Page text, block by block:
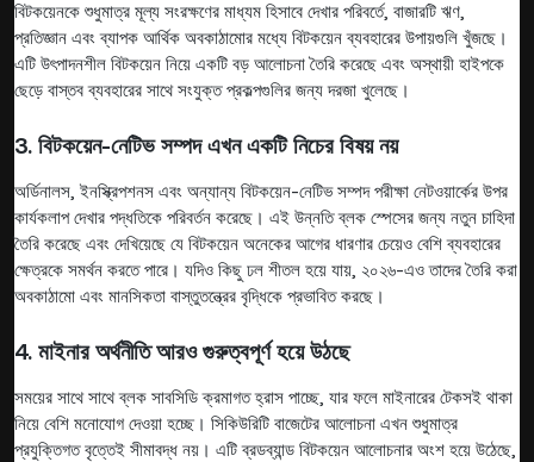
বিটকয়েনকে শুধুমাত্র মূল্য সংরক্ষণের মাধ্যম হিসাবে দেখার পরিবর্তে, বাজারটি ঋণ,
প্রতিজ্ঞান এবং ব্যাপক আর্থিক অবকাঠামোর মধ্যে বিটকয়েন ব্যবহারের উপায়গুলি খুঁজছে।
এটি উৎপাদনশীল বিটকয়েন নিয়ে একটি বড় আলোচনা তৈরি করেছে এবং অস্থায়ী হাইপকে
ছেড়ে বাস্তব ব্যবহারের সাথে সংযুক্ত প্রকল্পগুলির জন্য দরজা খুলেছে।
3. বিটকয়েন-নেটিভ সম্পদ এখন একটি নিচের বিষয় নয়
অর্ডিনালস, ইনস্ক্রিপশনস এবং অন্যান্য বিটকয়েন-নেটিভ সম্পদ পরীক্ষা নেটওয়ার্কের উপর
কার্যকলাপ দেখার পদ্ধতিকে পরিবর্তন করেছে। এই উন্নতি ব্লক স্পেসের জন্য নতুন চাহিদা
তৈরি করেছে এবং দেখিয়েছে যে বিটকয়েন অনেকের আগের ধারণার চেয়েও বেশি ব্যবহারের
ক্ষেত্রকে সমর্থন করতে পারে। যদিও কিছু ঢল শীতল হয়ে যায়, ২০২৬-এও তাদের তৈরি করা
অবকাঠামো এবং মানসিকতা বাস্তুতন্ত্রের বৃদ্ধিকে প্রভাবিত করছে।
4. মাইনার অর্থনীতি আরও গুরুত্বপূর্ণ হয়ে উঠছে
সময়ের সাথে সাথে ব্লক সাবসিডি ক্রমাগত হ্রাস পাচ্ছে, যার ফলে মাইনারের টেকসই থাকা
নিয়ে বেশি মনোযোগ দেওয়া হচ্ছে। সিকিউরিটি বাজেটের আলোচনা এখন শুধুমাত্র
প্রযুক্তিগত বৃত্তেই সীমাবদ্ধ নয়। এটি ব্রডব্যান্ড বিটকয়েন আলোচনার অংশ হয়ে উঠেছে,